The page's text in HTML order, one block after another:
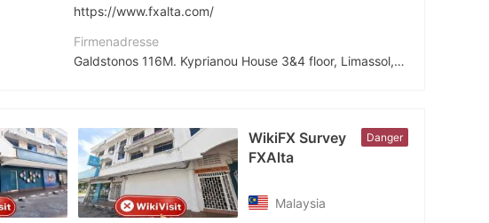
https://www.fxalta.com/
Firmenadresse
Galdstonos 116M. Kyprianou House 3&4 floor, Limassol, Cyprus.
WikiFX Survey
FXAlta
Danger
Malaysia